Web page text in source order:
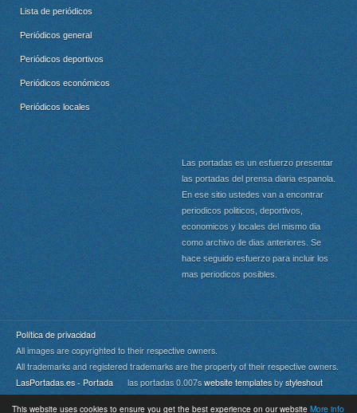
This website uses cookies to ensure you get the best experience on our website More info
Lista de periódicos
Periódicos general
Periódicos deportivos
Periódicos económicos
Periódicos locales
Las portadas es un esfuerzo presentar
las portadas del prensa diaria espanola.
En ese sitio ustedes van a encontrar
periodicos politicos, deportivos,
economicos y locales del mismo dia
como archivo de dias anteriores. Se
hace seguido esfuerzo para incluir los
mas periodicos posibles.
Política de privacidad
All images are copyrighted to their respective owners.
All trademarks and registered trademarks are the property of their respective owners.
LasPortadas.es - Portada las portadas 0.007swebsite templates by styleshout